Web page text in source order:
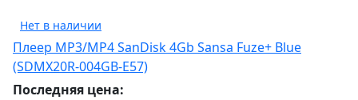
Нет в наличии
Плеер MP3/MP4 SanDisk 4Gb Sansa Fuze+ Blue
(SDMX20R-004GB-E57)
Последняя цена: